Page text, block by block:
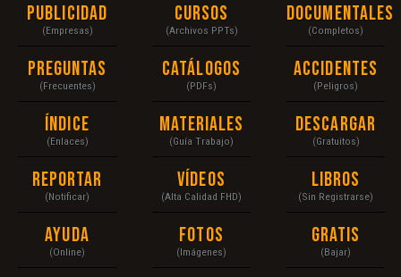
Publicidad
(Empresas)
Preguntas
(Frecuentes)
Índice
(Enlaces)
Reportar
(Notificar)
Ayuda
(Online)
Cursos
(Archivos PPTs)
Catálogos
(PDFs)
Materiales
(Guía Trabajo)
Vídeos
(Alta Calidad FHD)
Fotos
(Imágenes)
Documentales
(Completos)
Accidentes
(Peligros)
Descargar
(Gratuitos)
Libros
(Sin Registrarse)
Gratis
(Bajar)